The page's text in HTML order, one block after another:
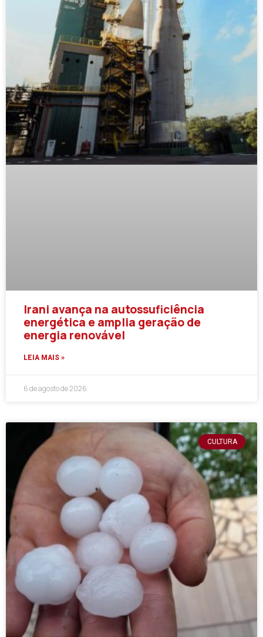
Irani avança na autossuficiência
energética e amplia geração de
energia renovável
LEIA MAIS »
6 de agosto de 2026
CULTURA